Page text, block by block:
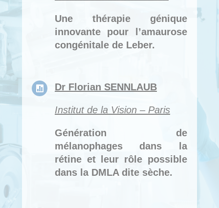
Une thérapie génique
innovante pour l’amaurose
congénitale de Leber.
 Dr Florian SENNLAUB
Institut de la Vision – Paris
Génération de
mélanophages dans la
rétine et leur rôle possible
dans la DMLA dite sèche.